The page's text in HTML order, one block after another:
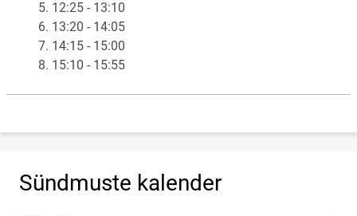
5. 12:25 - 13:10
6. 13:20 - 14:05
7. 14:15 - 15:00
8. 15:10 - 15:55
Sündmuste kalender